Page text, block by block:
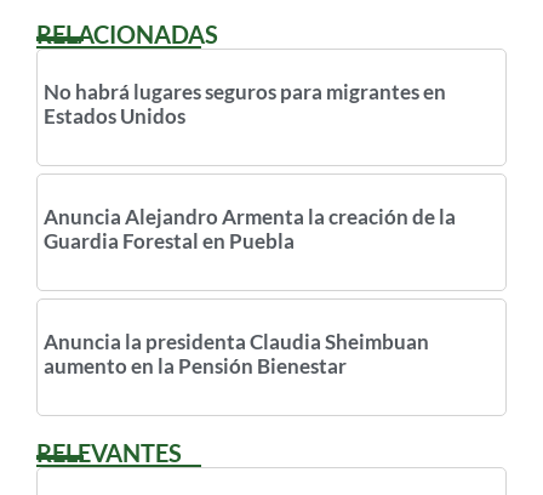
RELACIONADAS
No habrá lugares seguros para migrantes en
Estados Unidos
Anuncia Alejandro Armenta la creación de la
Guardia Forestal en Puebla
Anuncia la presidenta Claudia Sheimbuan
aumento en la Pensión Bienestar
RELEVANTES